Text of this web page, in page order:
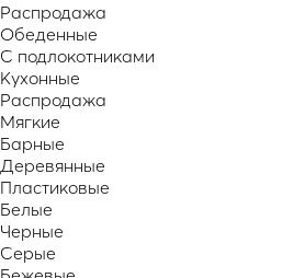
Распродажа
Обеденные
С подлокотниками
Кухонные
Распродажа
Мягкие
Барные
Деревянные
Пластиковые
Белые
Черные
Серые